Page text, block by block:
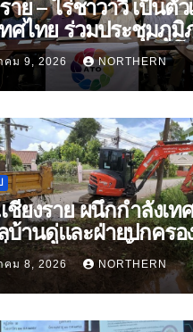
าย – ไร่ชาวาวี เป็นตั
ทศไทย ร่วมประชุมภูมิ
ยน ATO 2026 ที่อินโ
อนาคตอุตสาหกรรมช
ลางความท้าทายโลก
คม 9, 2026 NORTHERN
ชียงราย ผนึกกำลังเท
บ้านดู่และฝ่ายปกครอ
งกีดขวางทางน้ำ ป้อ
น้ำท่วม
คม 8, 2026 NORTHERN